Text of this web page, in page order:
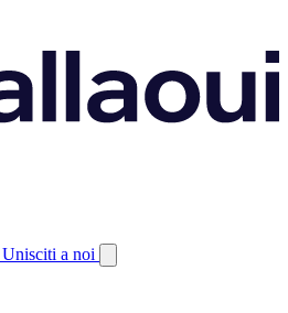
Unisciti a noi